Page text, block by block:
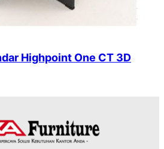
Highpoint One CT 3D